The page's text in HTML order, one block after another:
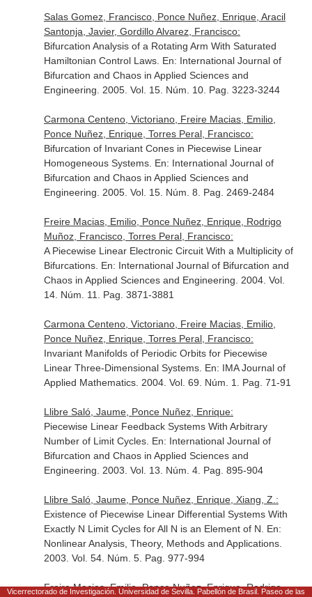
Salas Gomez, Francisco, Ponce Nuñez, Enrique, Aracil
Santonja, Javier, Gordillo Alvarez, Francisco:
Bifurcation Analysis of a Rotating Arm With Saturated
Hamiltonian Control Laws. En: International Journal of
Bifurcation and Chaos in Applied Sciences and
Engineering . 2005. Vol. 15. Núm. 10. Pag. 3223-3244
Carmona Centeno, Victoriano, Freire Macias, Emilio,
Ponce Nuñez, Enrique, Torres Peral, Francisco:
Bifurcation of Invariant Cones in Piecewise Linear
Homogeneous Systems. En: International Journal of
Bifurcation and Chaos in Applied Sciences and
Engineering . 2005. Vol. 15. Núm. 8. Pag. 2469-2484
Freire Macias, Emilio, Ponce Nuñez, Enrique, Rodrigo
Muñoz, Francisco, Torres Peral, Francisco:
A Piecewise Linear Electronic Circuit With a Multiplicity of
Bifurcations. En: International Journal of Bifurcation and
Chaos in Applied Sciences and Engineering . 2004. Vol.
14. Núm. 11. Pag. 3871-3881
Carmona Centeno, Victoriano, Freire Macias, Emilio,
Ponce Nuñez, Enrique, Torres Peral, Francisco:
Invariant Manifolds of Periodic Orbits for Piecewise
Linear Three-Dimensional Systems. En: IMA Journal of
Applied Mathematics. 2004. Vol. 69. Núm. 1. Pag. 71-91
Llibre Saló, Jaume, Ponce Nuñez, Enrique:
Piecewise Linear Feedback Systems With Arbitrary
Number of Limit Cycles. En: International Journal of
Bifurcation and Chaos in Applied Sciences and
Engineering . 2003. Vol. 13. Núm. 4. Pag. 895-904
Llibre Saló, Jaume, Ponce Nuñez, Enrique, Xiang, Z.:
Existence of Piecewise Linear Differential Systems With
Exactly N Limit Cycles for All N is an Element of N. En:
Nonlinear Analysis, Theory, Methods and Applications.
2003. Vol. 54. Núm. 5. Pag. 977-994
Freire Macias, Emilio, Ponce Nuñez, Enrique, Rodrigo
Vicerrectorado de Investigación. Universidad de Sevilla. Pabellón de Brasil. Paseo de las